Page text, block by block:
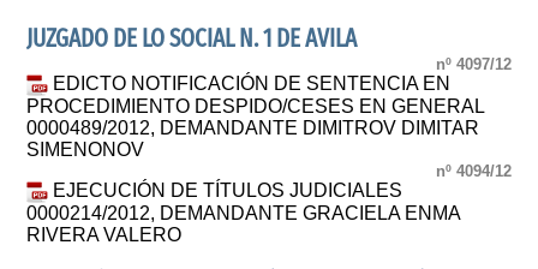
JUZGADO DE LO SOCIAL N. 1 DE AVILA
nº 4097/12
EDICTO NOTIFICACIÓN DE SENTENCIA EN
PROCEDIMIENTO DESPIDO/CESES EN GENERAL
0000489/2012, DEMANDANTE DIMITROV DIMITAR
SIMENONOV
nº 4094/12
EJECUCIÓN DE TÍTULOS JUDICIALES
0000214/2012, DEMANDANTE GRACIELA ENMA
RIVERA VALERO